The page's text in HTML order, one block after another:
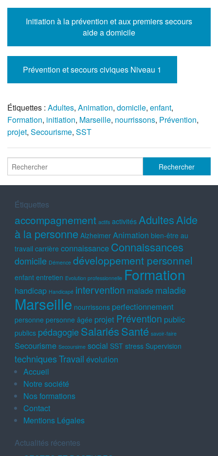
Initiation à la prévention et aux premiers secours
aide a domicile
Prévention et secours civiques Niveau 1
Étiquettes : Adultes, Animation, domicile, enfant,
Formation, initiation, Marseille, nourrissons, Prévention,
projet, Secourisme, SST
Étiquettes
accompagnement actifs activités AdultesAide
à la personne Alzheimer Animation bien-être au
travail carrière connaissance Connaissances
domicile Démence développement personnel
enfant entretien Evolution professionnelle Formation
handicap Handicapé intervention malade maladie
Marseille nourrissons perfectionnement
personne personne âgée projet Prévention public
publics pédagogieSalariésSanté savoir-faire
Secourisme Secoursime social SST stress Supervision
techniquesTravail évolution
Accueil
Notre société
Nos formations
Contact
Mentions Légales
Actualités récentes